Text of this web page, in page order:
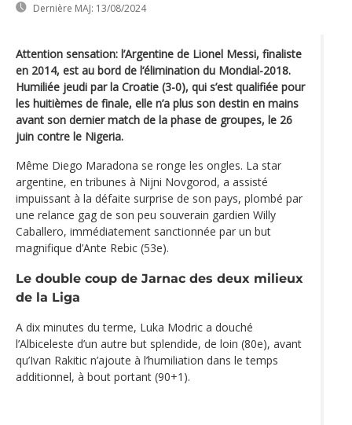
Dernière MAJ: 13/08/2024
Attention sensation: l’Argentine de Lionel Messi, finaliste
en 2014, est au bord de l‘élimination du Mondial-2018.
Humiliée jeudi par la Croatie (3-0), qui s’est qualifiée pour
les huitièmes de finale, elle n’a plus son destin en mains
avant son dernier match de la phase de groupes, le 26
juin contre le Nigeria.
Même Diego Maradona se ronge les ongles. La star
argentine, en tribunes à Nijni Novgorod, a assisté
impuissant à la défaite surprise de son pays, plombé par
une relance gag de son peu souverain gardien Willy
Caballero, immédiatement sanctionnée par un but
magnifique d’Ante Rebic (53e).
Le double coup de Jarnac des deux milieux
de la Liga
A dix minutes du terme, Luka Modric a douché
l’Albiceleste d’un autre but splendide, de loin (80e), avant
qu’Ivan Rakitic n’ajoute à l’humiliation dans le temps
additionnel, à bout portant (90+1).